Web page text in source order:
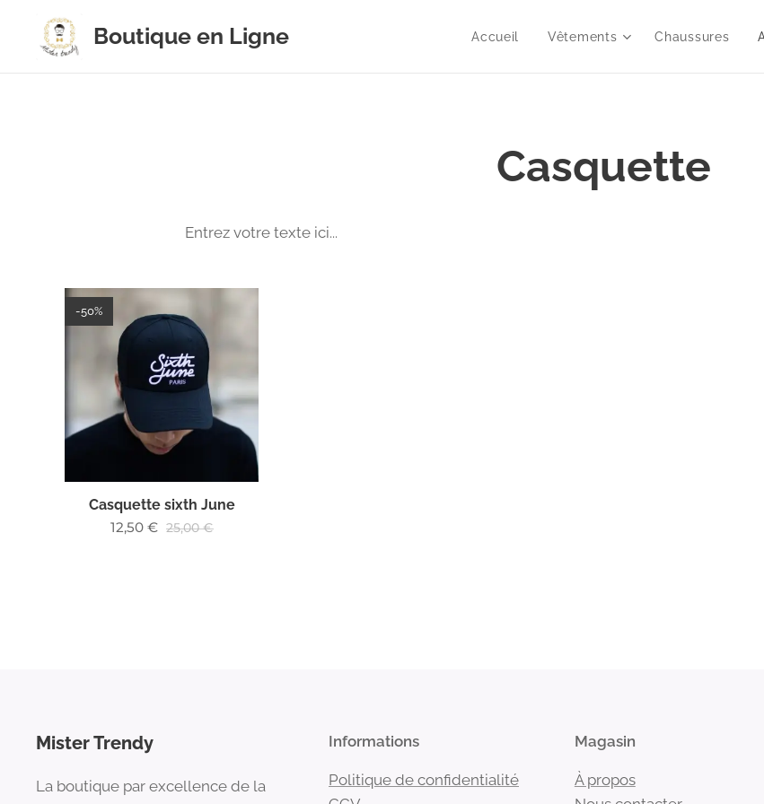
Boutique en Ligne Accueil Vêtements Chaussures
Casquette
Entrez votre texte ici...
Casquette sixth June
-50%
12,50 € 25,00€
Mister Trendy
La boutique par excellence de la
Informations
Politique de confidentialité
Magasin
À propos